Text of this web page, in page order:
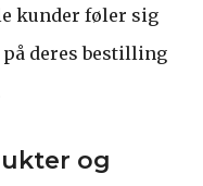
kunder føler sig
deres bestilling
og